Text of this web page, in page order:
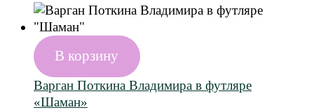
В корзину
Варган Поткина Владимира в футляре
«Шаман»